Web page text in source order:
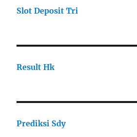
Slot Deposit Tri
Result Hk
Prediksi Sdy